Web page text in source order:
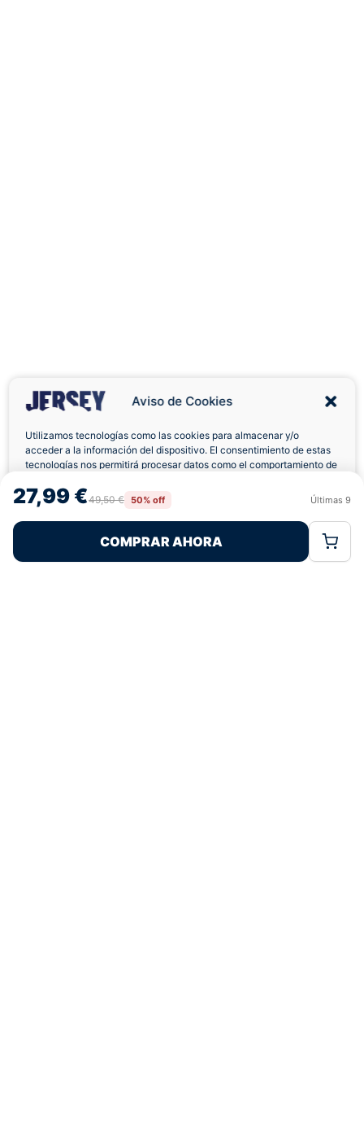
Aviso de Cookies
Utilizamos tecnologías como las cookies para almacenar y/o
acceder a la información del dispositivo. El consentimiento de estas
tecnologías nos permitirá procesar datos como el comportamiento de
retirar el consentimiento, puede afectar negativamente a ciertas
características y funciones.
Rechazar
Política de CookiesPolítica de Privacidad
27,99 €49,50 € 50% off Últimas 9
COMPRAR AHORA
Envíos a Domicilio Devolución 7 Días
Pagos 100% Seguros Ofertas Sin Límites